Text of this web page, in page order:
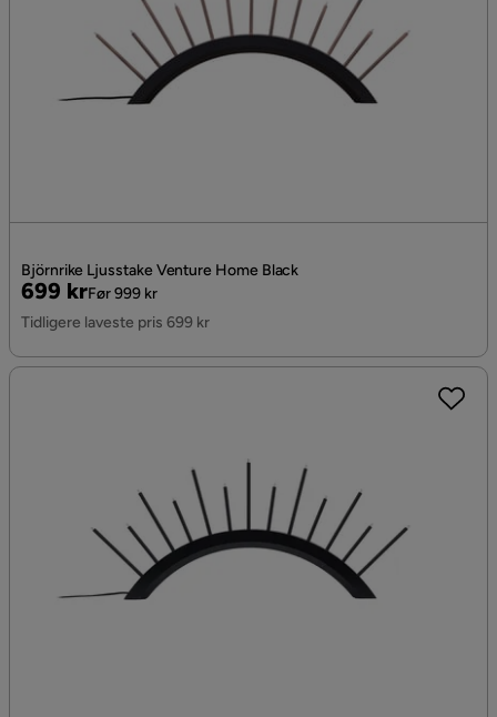
Björnrike Ljusstake Venture Home Black
Pris
699 kr
Original
Pris
Før 999 kr
Tidligere laveste pris 699 kr